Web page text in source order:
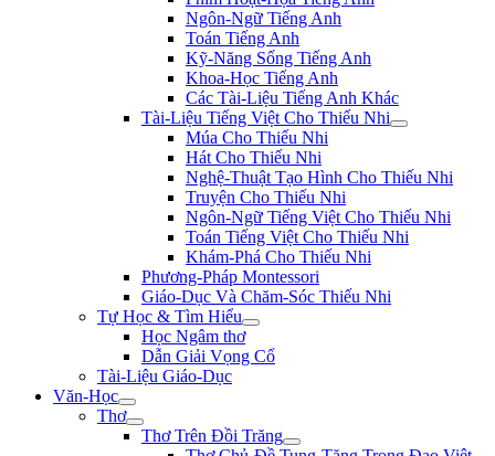
Ngôn-Ngữ Tiếng Anh
Toán Tiếng Anh
Kỹ-Năng Sống Tiếng Anh
Khoa-Học Tiếng Anh
Các Tài-Liệu Tiếng Anh Khác
Tài-Liệu Tiếng Việt Cho Thiếu Nhi
Múa Cho Thiếu Nhi
Hát Cho Thiếu Nhi
Nghệ-Thuật Tạo Hình Cho Thiếu Nhi
Truyện Cho Thiếu Nhi
Ngôn-Ngữ Tiếng Việt Cho Thiếu Nhi
Toán Tiếng Việt Cho Thiếu Nhi
Khám-Phá Cho Thiếu Nhi
Phương-Pháp Montessori
Giáo-Dục Và Chăm-Sóc Thiếu Nhi
Tự Học & Tìm Hiểu
Học Ngâm thơ
Dẫn Giải Vọng Cổ
Tài-Liệu Giáo-Dục
Văn-Học
Thơ
Thơ Trên Đồi Trăng